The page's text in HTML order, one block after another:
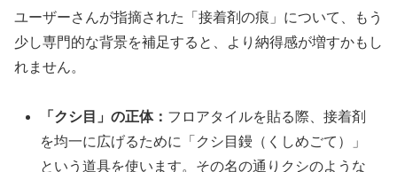
ユーザーさんが指摘された「接着剤の痕」について、もう
少し専門的な背景を補足すると、より納得感が増すかもし
れません。
「クシ目」の正体： フロアタイルを貼る際、接着剤
を均一に広げるために「クシ目鏝（くしめごて）」
という道具を使います。その名の通りクシのような